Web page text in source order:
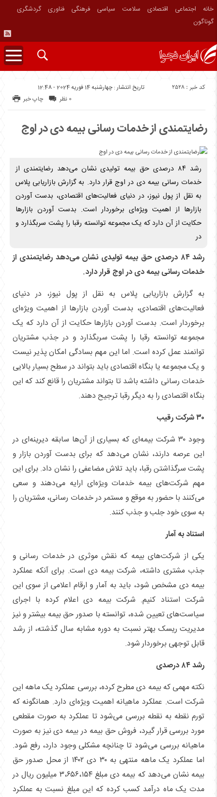
خانه اجتماعی اقتصادی سلامت سیاسی فرهنگی فناوری
گردشگری
گوناگون
تاریخ انتشار : چهارشنبه 14 فوریه 2024 - 12:48 کد خبر : 2528
چاپ خبر 0 نظر
رضایتمندی از خدمات رسانی بیمه دی در اوج
رشد ۸۴ درصدی حق بیمه تولیدی نشان می‌دهد رضایتمندی از
خدمات رسانی بیمه دی در اوج قرار دارد. به گزارش بازاریابی پلاس
به نقل از پول نیوز، در دنیای فعالیت‌های اقتصادی، بدست آوردن
بازار‌ها از اهمیت ویژه‌ای برخوردار است. بدست آوردن بازار‌ها
حکایت از آن دارد که یک مجموعه توانسته رقبا را پشت سربگذارد و
در
رشد ۸۴ درصدی حق بیمه تولیدی نشان می‌دهد رضایتمندی از
خدمات رسانی بیمه دی در اوج قرار دارد.
به گزارش بازاریابی پلاس به نقل از پول نیوز، در دنیای
فعالیت‌های اقتصادی، بدست آوردن بازار‌ها از اهمیت ویژه‌ای
برخوردار است. بدست آوردن بازار‌ها حکایت از آن دارد که یک
مجموعه توانسته رقبا را پشت سربگذارد و در جذب مشتریان
توانمند عمل کرده است. اما این مهم بسادگی امکان پذیر نیست
و یک مجموعه یا بنگاه اقتصادی باید بتواند در سطح بسیار بالایی
خدمات رسانی داشته باشد تا بتواند مشتریان را قانع کند که این
بنگاه اقتصادی را به دیگر رقبا ترجیح دهند.
۳۰ شرکت رقیب
وجود ۳۰ شرکت بیمه‌ای که بسیاری از آن‌ها سابقه دیرینه‌ای در
این عرصه دارند، نشان می‌دهد که برای بدست آوردن بازار و
پشت سرگذاشتن رقبا، باید تلاش مضاعفی را نشان داد. برای این
مهم شرکت‌های بیمه خدمات ویژه‌ای ارایه می‌دهند و سعی
می‌کنند با حضور به موقع و مستمر در خدمات رسانی، مشتریان را
به سوی خود جلب و جذب کنند.
استناد به آمار
یکی از شرکت‌های بیمه که نقش موثری در خدمات رسانی و
جذب مشتری داشته، شرکت بیمه دی است. برای آنکه عملکرد
بیمه دی مشخص شود، باید به آمار و ارقام اعلامی از سوی این
شرکت استناد کنیم. شرکت بیمه دی اعلام کرده با اجرای
سیاست‌های تعیین شده، توانسته با صدور حق بیمه بیشتر و نیز
مدیریت ریسک بهتر نسبت به دوره مشابه سال گذشته، از رشد
قابل توجهی برخوردار شود.
رشد ۸۴ درصدی
نکته مهمی که بیمه دی مطرح کرده، بررسی عملکرد یک ماهه این
شرکت است. عملکرد ماهیانه اهمیت ویژه‌ای دارد. همانگونه که
تورم نقطه به نقطه بررسی می‌شود تا عملکرد به صورت مقطعی
مورد بررسی قرار گیرد، فروش حق بیمه در بیمه دی نیز به صورت
ماهیانه بررسی می‌شود تا چنانچه مشکلی وجود دارد، رفع شود.
اما عملکرد یک ماهه منتهی به ۳۰ دی ۱۴۰۲ از محل صدور حق
بیمه نشان می‌دهد که بیمه دی مبلغ ۳،۶۵۶،۱۵۴ میلیون ریال در
مدت یک ماه درآمد کسب کرده که این مبلغ نسبت به عملکرد